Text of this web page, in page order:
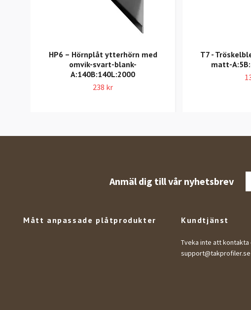
HP6 – Hörnplåt ytterhörn med
omvik-svart-blank-
A:140B:140L:2000
238 kr
T7 -
matt-
Anmäl dig till vår nyhetsbrev
Mått anpassade plåtprodukter Kundtjänst
Tveka inte att kontakta
support@takprofiler.se